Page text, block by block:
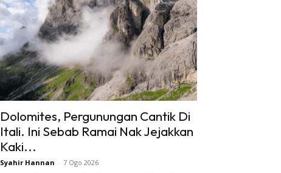
Dolomites, Pergunungan Cantik Di
Itali. Ini Sebab Ramai Nak Jejakkan
Kaki...
Syahir Hannan - 7 Ogo 2026